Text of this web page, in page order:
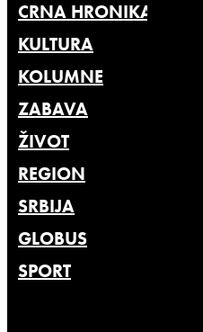
CRNA HRONIKA
KULTURA
KOLUMNE
ZABAVA
ŽIVOT
REGION
SRBIJA
GLOBUS
SPORT